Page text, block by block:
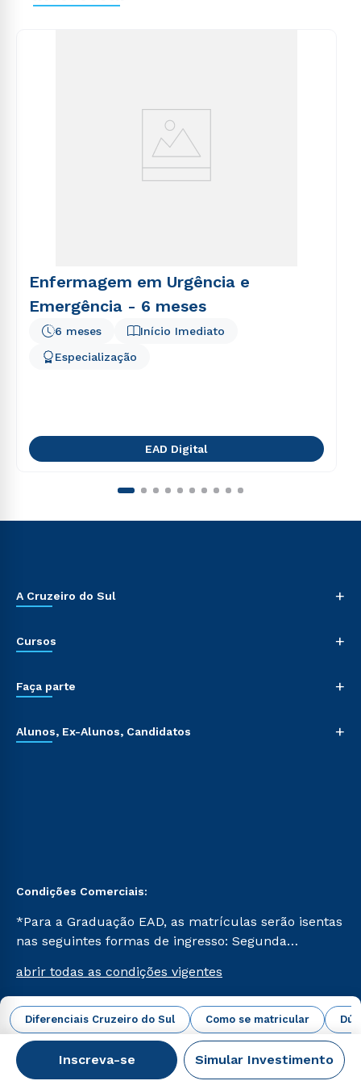
Diferenciais Cruzeiro do Sul Como se matricular
Inscreva-se Simular Investimento
Enfermagem em Urgência e
Emergência - 6 meses
Início Imediato
6 meses
Especialização
EAD Digital
A Cruzeiro do Sul +
Cursos +
Faça parte +
Alunos, Ex-Alunos, Candidatos +
Condições Comerciais:
*Para a Graduação EAD, as matrículas serão isentas
nas seguintes formas de ingresso: Segunda
Já para as demais, a taxa de matrícula será de R$
49. *Para a Pós-graduação EAD, as ofertas
mencionadas são referentes aos cursos: Ensino
Religioso, Geografia para a Docência e Metodologia
do Ensino de História: Questões Atuais.
abrir todas as condições vigentes
Campus Virtual Cruzeiro do Sul Educacional © 2026 -
Todos os direitos reservados.
CNPJ: 62.984.091/0001-02